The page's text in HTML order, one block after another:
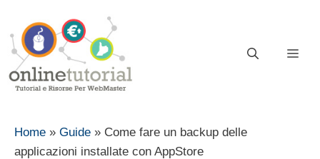
contenuto
Home » Guide » Come fare un backup delle
applicazioni installate con AppStore